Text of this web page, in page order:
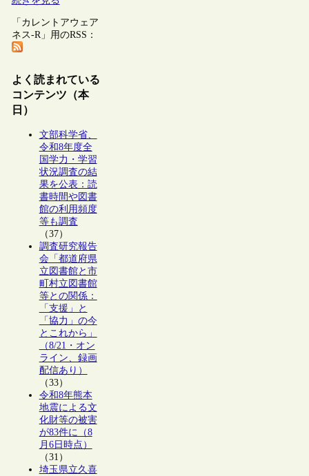
「カレントアウェア
ネス-R」用のRSS：
よく読まれている
コンテンツ（本
日）
文部科学省、
令和8年度全
国学力・学習
状況調査の結
果を公表：読
書時間や図書
館の利用頻度
等も調査
（37）
調査研究報告
会「都道府県
立図書館と市
町村立図書館
等との関係：
「支援」と
「協力」の今
とこれから」
（8/21・オン
ライン、録画
配信あり）
（33）
令和8年熊本
地震による文
化財等の被害
が83件に（8
月6日時点）
（31）
埼玉県立久喜